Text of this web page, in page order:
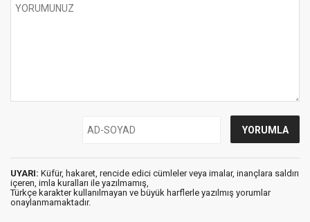
UYARI: Küfür, hakaret, rencide edici cümleler veya imalar, inançlara saldırı
içeren, imla kuralları ile yazılmamış,
Türkçe karakter kullanılmayan ve büyük harflerle yazılmış yorumlar
onaylanmamaktadır.